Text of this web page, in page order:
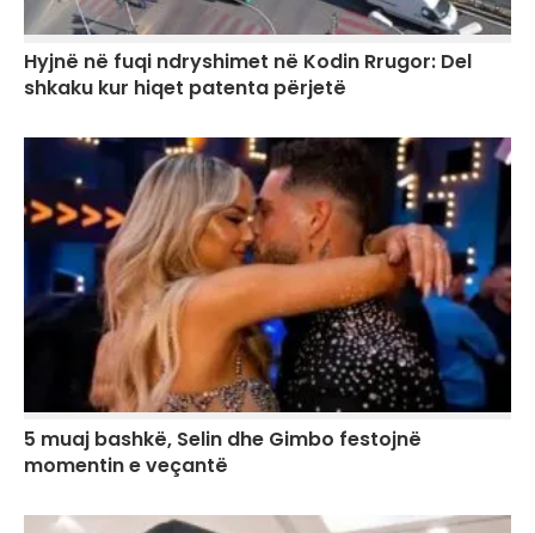
Hyjnë në fuqi ndryshimet në Kodin Rrugor: Del
shkaku kur hiqet patenta përjetë
5 muaj bashkë, Selin dhe Gimbo festojnë
momentin e veçantë